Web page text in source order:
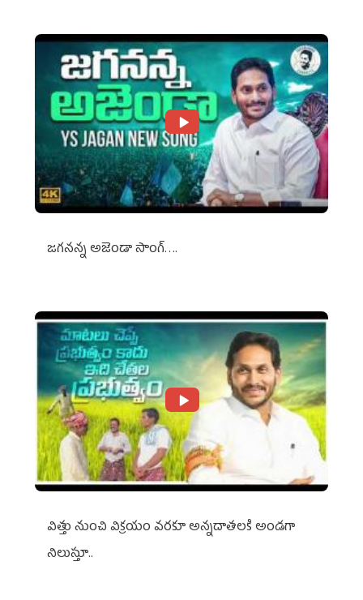
జగనన్న అజెండా సాంగ్….
విత్తు నుంచి విక్రయం వరకూ అన్నదాతలకి అండగా
నిలుస్తూ..